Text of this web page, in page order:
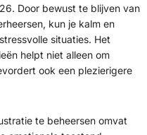
Door bewust te blijven van
kun je kalm en
situaties. Het
helpt niet alleen om
ook een plezierigere
te beheersen omvat